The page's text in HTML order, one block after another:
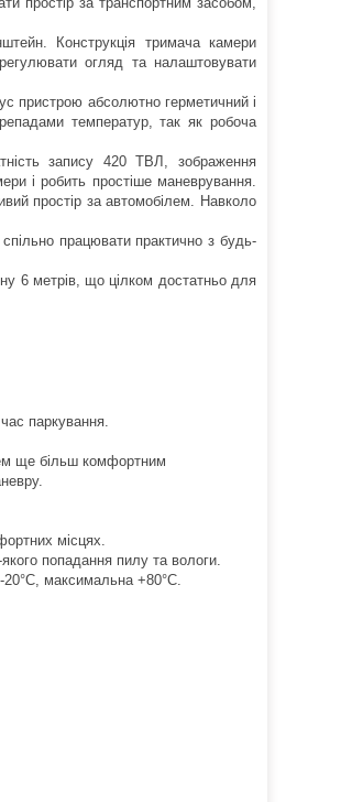
Конструкція тримача камери
огляд та налаштовувати
пристрою абсолютно герметичний і
температур, так як робоча
запису 420 ТВЛ, зображення
і робить простіше маневрування.
простір за автомобілем. Навколо
працювати практично з будь-
6 метрів, що цілком достатньо для
паркування.
ще більш комфортним
місцях.
попадання пилу та вологи.
максимальна +80°C.